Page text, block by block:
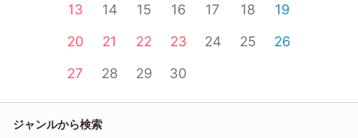
13
14 15 16 17 18
19
20
21 22 23 24 25
26
27
28 29 30
ジャンルから検索